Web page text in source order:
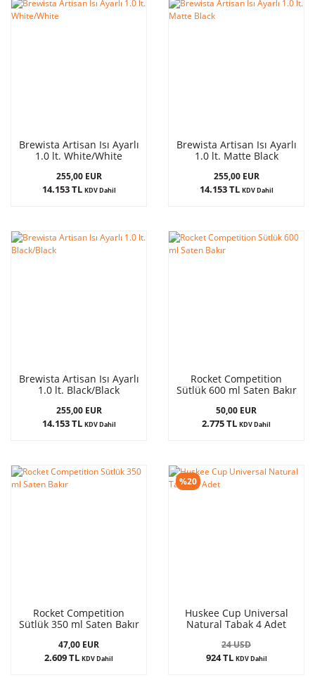
Brewista Artisan Isı Ayarlı
1.0 lt. White/White
255,00 EUR
14.153 TL KDV Dahil
Brewista Artisan Isı Ayarlı
1.0 lt. Matte Black
255,00 EUR
14.153 TL KDV Dahil
Brewista Artisan Isı Ayarlı
1.0 lt. Black/Black
255,00 EUR
14.153 TL KDV Dahil
Rocket Competition
Sütlük 600 ml Saten Bakır
50,00 EUR
2.775 TL KDV Dahil
Rocket Competition
Sütlük 350 ml Saten Bakır
47,00 EUR
2.609 TL KDV Dahil
%20
Huskee Cup Universal
Natural Tabak 4 Adet
24 USD
924 TL KDV Dahil